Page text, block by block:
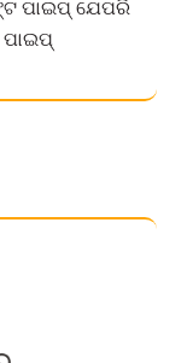
ପାଇପ୍ ଯେପରି
ପାଇପ୍